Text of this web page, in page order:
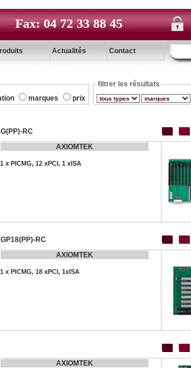
Fax: 04 72 33 88 45
marques prix
filtrer les résultats
RC
AXIOMTEK
1 x PICMG, 12 xPCI, 1 xISA
RC
AXIOMTEK
1 x PICMG, 18 xPCI, 1xISA
AXIOMTEK
Actualités Contact